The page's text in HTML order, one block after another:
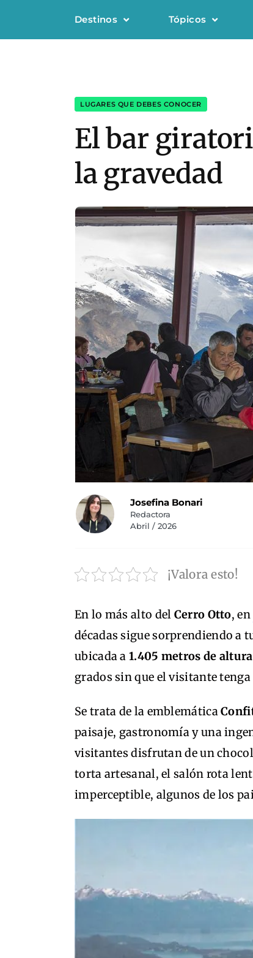
Destinos Tópicos
LUGARES QUE DEBES CONOCER
El bar
la gravedad
Josefina Bonari
Redactora
Abril / 2026
¡Valora esto!
En lo más alto del Cerro Otto, en
décadas sigue sorprendiendo a
ubicada a1.405 metros de altura
grados sin que el visitante
Se trata de la emblemática
paisaje, gastronomía y una
visitantes disfrutan de un
torta artesanal, el salón rota
imperceptible, algunos de los